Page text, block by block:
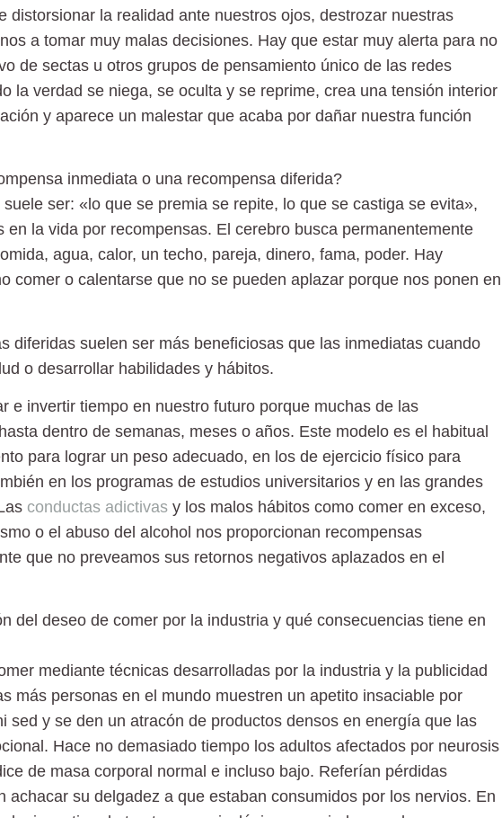
distorsionar la realidad ante nuestros ojos, destrozar nuestras
a tomar muy malas decisiones. Hay que estar muy alerta para no
de sectas u otros grupos de pensamiento único de las redes
la verdad se niega, se oculta y se reprime, crea una tensión interior
y aparece un malestar que acaba por dañar nuestra función
inmediata o una recompensa diferida?
ser: «lo que se premia se repite, lo que se castiga se evita»,
en la vida por recompensas. El cerebro busca permanentemente
agua, calor, un techo, pareja, dinero, fama, poder. Hay
comer o calentarse que no se pueden aplazar porque nos ponen en
diferidas suelen ser más beneficiosas que las inmediatas cuando
o desarrollar habilidades y hábitos.
e invertir tiempo en nuestro futuro porque muchas de las
dentro de semanas, meses o años. Este modelo es el habitual
para lograr un peso adecuado, en los de ejercicio físico para
en los programas de estudios universitarios y en las grandes
conductas adictivas y los malos hábitos como comer en exceso,
o el abuso del alcohol nos proporcionan recompensas
que no preveamos sus retornos negativos aplazados en el
del deseo de comer por la industria y qué consecuencias tiene en
mediante técnicas desarrolladas por la industria y la publicidad
más personas en el mundo muestren un apetito insaciable por
sed y se den un atracón de productos densos en energía que las
Hace no demasiado tiempo los adultos afectados por neurosis
de masa corporal normal e incluso bajo. Referían pérdidas
achacar su delgadez a que estaban consumidos por los nervios. En